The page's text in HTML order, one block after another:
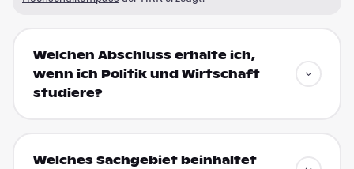
Welchen Abschluss erhalte ich,
wenn ich Politik und Wirtschaft
studiere?
Welches Sachgebiet beinhaltet